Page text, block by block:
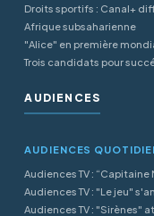
Droits sportifs : Canal+
Afrique subsaharienne
"Alice" en première
Trois candidats pour
AUDIENCES
AUDIENCES
Audiences TV :
Audiences TV : "Le jeu"
Audiences TV : "Sirènes"